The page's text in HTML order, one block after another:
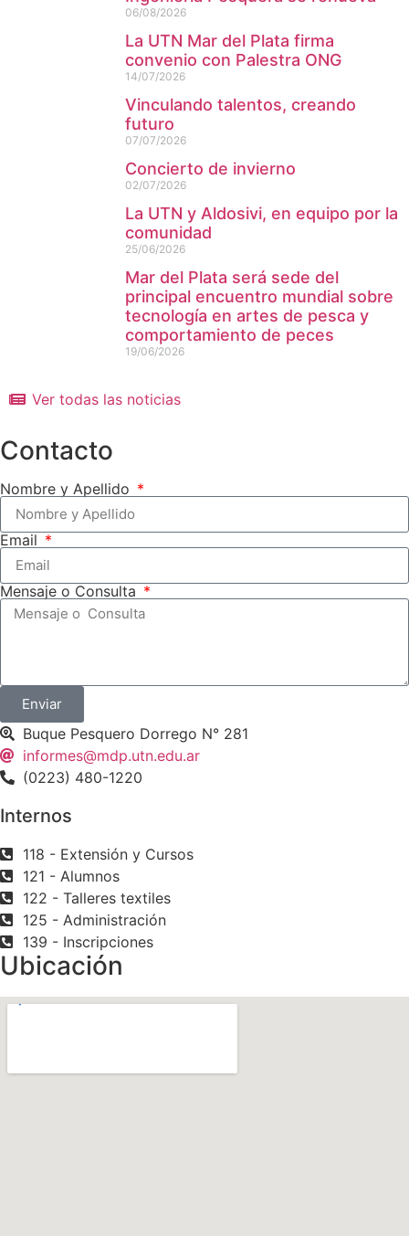
06/08/2026
La UTN Mar del Plata firma
convenio con Palestra ONG
14/07/2026
Vinculando talentos, creando
futuro
07/07/2026
Concierto de invierno
02/07/2026
La UTN y Aldosivi, en equipo por la
comunidad
25/06/2026
Mar del Plata será sede del
principal encuentro mundial sobre
tecnología en artes de pesca y
comportamiento de peces
19/06/2026
Ver todas las noticias
Contacto
Nombre y Apellido
Email
Mensaje o Consulta
Enviar
Buque Pesquero Dorrego N° 281
informes@mdp.utn.edu.ar
(0223) 480-1220
Internos
118 - Extensión y Cursos
121 - Alumnos
122 - Talleres textiles
125 - Administración
139 - Inscripciones
Ubicación